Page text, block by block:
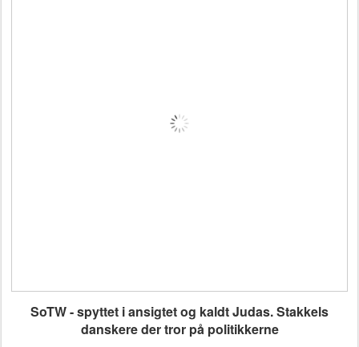
SoTW -spyttet i ansigtet og kaldt Judas. Stakkels
danskere der tror på politikkerne